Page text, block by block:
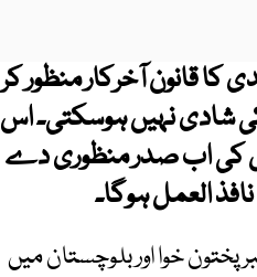
کا قانون آخرکار منظور کر
لڑکے لڑکی کی شادی نہیں ہوسکتی۔ اس
بل کی اب صدر منظوری دے
العمل ہوگا۔
پنجاب، خیبر پختون خوا اور بلوچستان میں